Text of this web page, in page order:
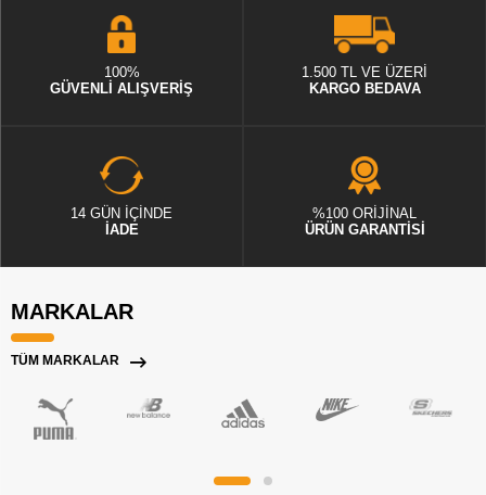
100%
GÜVENLİ ALIŞVERİŞ
1.500 TL VE ÜZERİ
KARGO BEDAVA
14 GÜN İÇİNDE
İADE
%100 ORİJİNAL
ÜRÜN GARANTİSİ
MARKALAR
TÜM MARKALAR